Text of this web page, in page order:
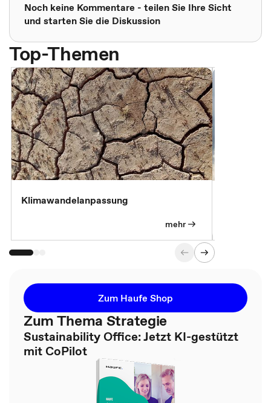
Noch keine Kommentare - teilen Sie Ihre Sicht
und starten Sie die Diskussion
Top-Themen
Klimawandelanpassung
mehr
Zum Haufe Shop
Zum Thema Strategie
Sustainability Office: Jetzt KI-gestützt
mit CoPilot